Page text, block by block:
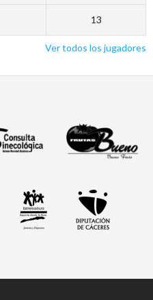
13
Ver todos los jugadores